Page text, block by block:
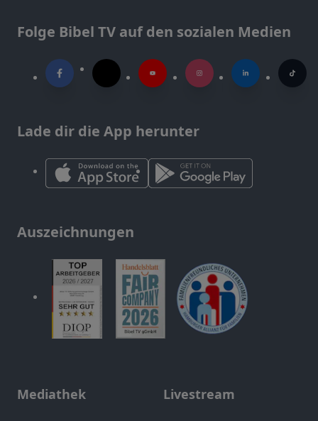
Folge Bibel TV auf den sozialen Medien
Lade dir die App herunter
Auszeichnungen
Mediathek Livestream